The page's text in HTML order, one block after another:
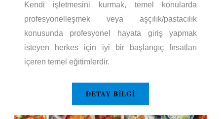
Kendi işletmesini kurmak, temel konularda
profesyonelleşmek veya aşçılık/pastacılık
konusunda profesyonel hayata giriş yapmak
isteyen herkes için iyi bir başlangıç fırsatları
içeren temel eğitimlerdir.
DETAY BILGI